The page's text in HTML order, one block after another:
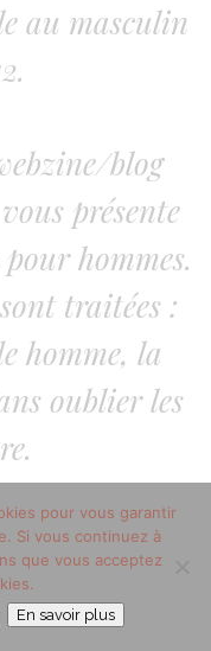
au masculin
blog
présente
hommes.
traitées :
homme, la
oublier les
pour vous garantir
Si vous continuez à
que vous acceptez
En savoir plus